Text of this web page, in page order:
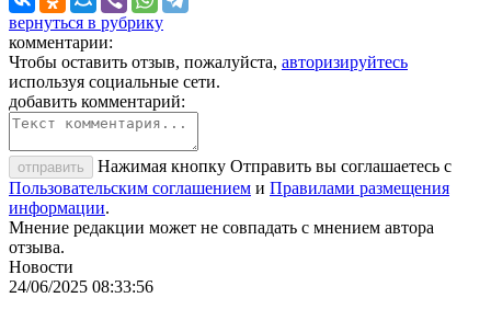
вернуться в рубрику
комментарии:
Чтобы оставить отзыв, пожалуйста, авторизируйтесь
используя социальные сети.
добавить комментарий:
отправить
Нажимая кнопку Отправить вы соглашаетесь с
Пользовательским соглашением и Правилами размещения
информации.
Мнение редакции может не совпадать с мнением автора
отзыва.
Новости
24/06/2025 08:33:56